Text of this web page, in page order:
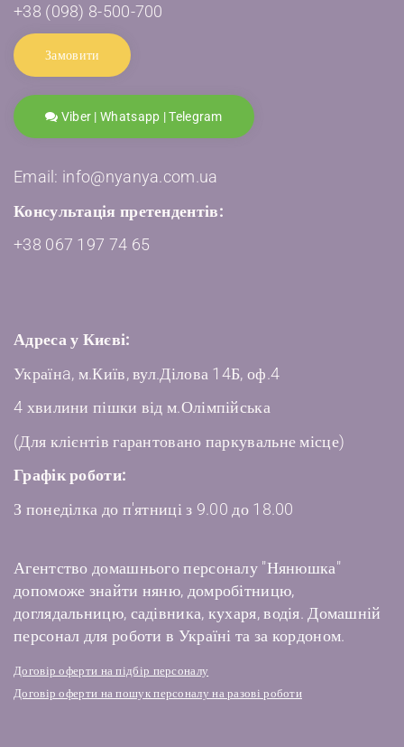
+38 (098) 8-500-700
Замовити
Viber | Whatsapp | Telegram
Email: info@nyanya.com.ua
Консультація претендентів:
+38 067 197 74 65
Адреса у Києві:
Українa, м.Київ, вул.Ділова 14Б, оф.4
4 хвилини пішки від м.Олімпійська
(Для клієнтів гарантовано паркувальне місце)
Графік роботи:
З понеділка до п'ятниці з 9.00 до 18.00
Агентство домашнього персоналу "Нянюшка"
допоможе знайти няню, домробітницю,
доглядальницю, садівника, кухаря, водія. Домашній
персонал для роботи в Україні та за кордоном.
Договір оферти на підбір персоналу
Договір оферти на пошук персоналу на разові роботи